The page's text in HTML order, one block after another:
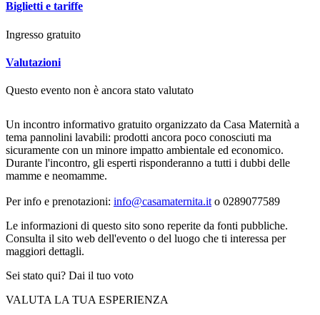
Biglietti e tariffe
Ingresso gratuito
Valutazioni
Questo evento non è ancora stato valutato
Un incontro informativo gratuito organizzato da Casa Maternità a
tema pannolini lavabili: prodotti ancora poco conosciuti ma
sicuramente con un minore impatto ambientale ed economico.
Durante l'incontro, gli esperti risponderanno a tutti i dubbi delle
mamme e neomamme.
Per info e prenotazioni: info@casamaternita.it o 0289077589
Le informazioni di questo sito sono reperite da fonti pubbliche.
Consulta il sito web dell'evento o del luogo che ti interessa per
maggiori dettagli.
Sei stato qui? Dai il tuo voto
VALUTA LA TUA ESPERIENZA